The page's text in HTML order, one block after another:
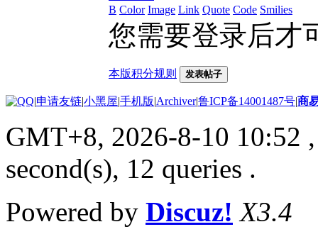
B Color Image Link Quote Code Smilies
您需要登录后才
本版积分规则 发表帖子
|申请友链|小黑屋|手机版|Archiver|鲁ICP备14001487号|商
GMT+8, 2026-8-10 10:52
second(s), 12 queries .
Powered by Discuz! X3.4